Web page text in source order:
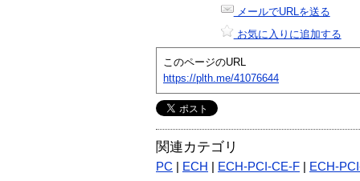
メールでURLを送る
お気に入りに追加する
このページのURL
https://plth.me/41076644
関連カテゴリ
PC ECH ECH-PCI-CE-F ECH-